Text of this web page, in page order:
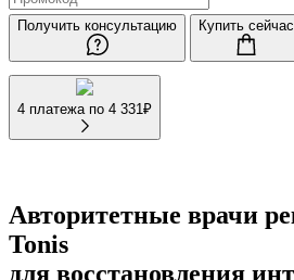
Получить консультацию
Купить сейчас
4 платежа по 4 331₽
Авторитетные врачи
Tonis
для восстановления